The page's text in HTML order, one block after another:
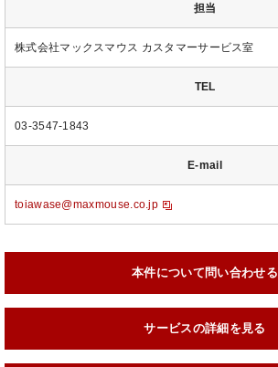
担当
株式会社マックスマウス カスタマーサービス室
TEL
03-3547-1843
E-mail
toiawase@maxmouse.co.jp
本件について問い合わせる
サービスの詳細を見る